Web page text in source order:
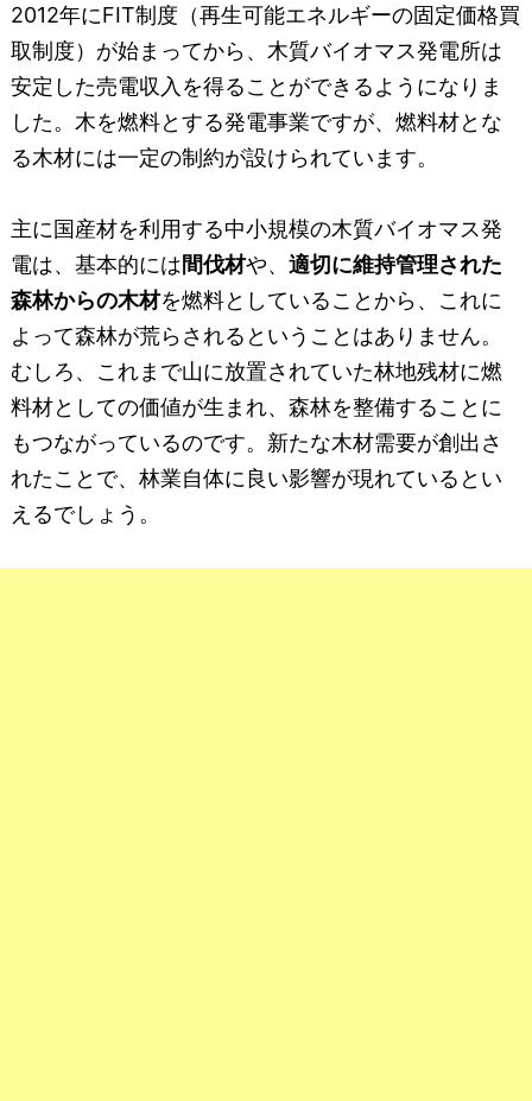
2012年にFIT制度（再生可能エネルギーの固定価格買
取制度）が始まってから、木質バイオマス発電所は
安定した売電収入を得ることができるようになりま
した。木を燃料とする発電事業ですが、燃料材とな
る木材には一定の制約が設けられています。
主に国産材を利用する中小規模の木質バイオマス発
電は、基本的には間伐材や、 適切に維持管理された
森林からの木材を燃料としていることから、これに
よって森林が荒らされるということはありません。
むしろ、これまで山に放置されていた林地残材に燃
料材としての価値が生まれ、森林を整備することに
もつながっているのです。新たな木材需要が創出さ
れたことで、林業自体に良い影響が現れているとい
えるでしょう。